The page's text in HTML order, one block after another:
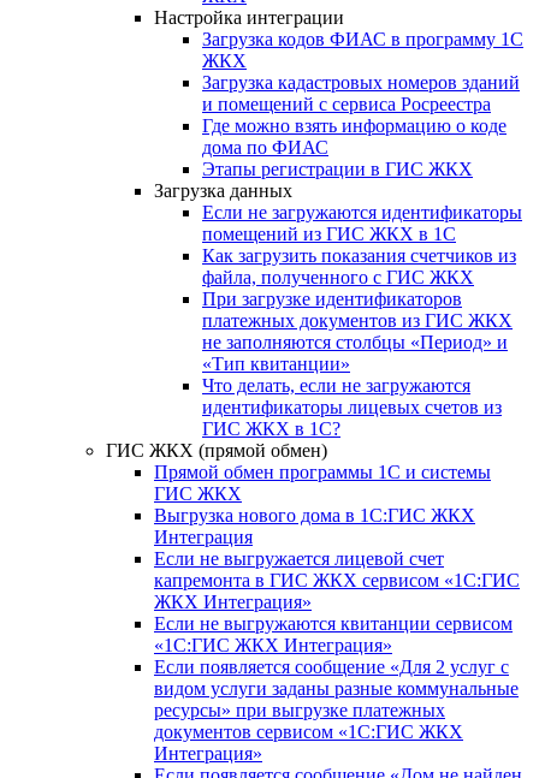
Настройка интеграции
Загрузка кодов ФИАС в программу 1С
ЖКХ
Загрузка кадастровых номеров зданий
и помещений с сервиса Росреестра
Где можно взять информацию о коде
дома по ФИАС
Этапы регистрации в ГИС ЖКХ
Загрузка данных
Если не загружаются идентификаторы
помещений из ГИС ЖКХ в 1С
Как загрузить показания счетчиков из
файла, полученного с ГИС ЖКХ
При загрузке идентификаторов
платежных документов из ГИС ЖКХ
не заполняются столбцы «Период» и
«Тип квитанции»
Что делать, если не загружаются
идентификаторы лицевых счетов из
ГИС ЖКХ в 1С?
ГИС ЖКХ (прямой обмен)
Прямой обмен программы 1С и системы
ГИС ЖКХ
Выгрузка нового дома в 1С:ГИС ЖКХ
Интеграция
Если не выгружается лицевой счет
капремонта в ГИС ЖКХ сервисом «1С:ГИС
ЖКХ Интеграция»
Если не выгружаются квитанции сервисом
«1С:ГИС ЖКХ Интеграция»
Если появляется сообщение «Для 2 услуг с
видом услуги заданы разные коммунальные
ресурсы» при выгрузке платежных
документов сервисом «1С:ГИС ЖКХ
Интеграция»